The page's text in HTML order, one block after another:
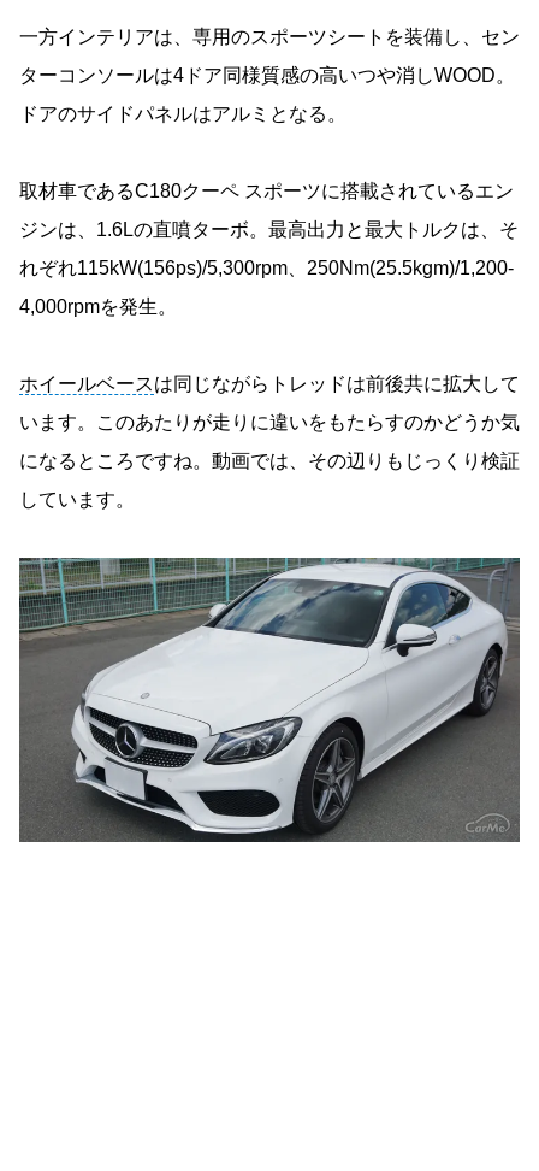
一方インテリアは、専用のスポーツシートを装備し、セン
ターコンソールは4ドア同様質感の高いつや消しWOOD。
ドアのサイドパネルはアルミとなる。
取材車であるC180クーペ スポーツに搭載されているエン
ジンは、1.6Lの直噴ターボ。最高出力と最大トルクは、そ
れぞれ115kW(156ps)/5,300rpm、250Nm(25.5kgm)/1,200-
4,000rpmを発生。
ホイールベースは同じながらトレッドは前後共に拡大して
います。このあたりが走りに違いをもたらすのかどうか気
になるところですね。動画では、その辺りもじっくり検証
しています。